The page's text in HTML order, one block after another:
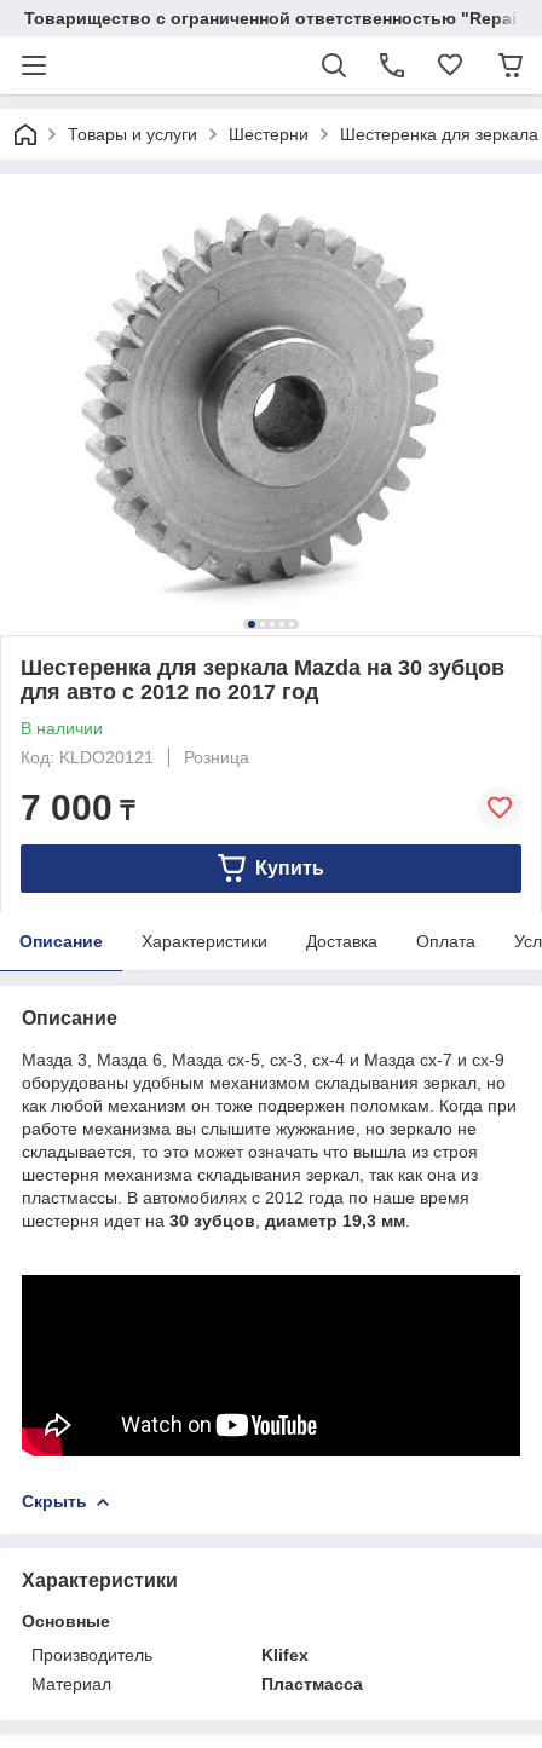
Товарищество с ограниченной ответственностью
Товары и услуги Шестерни Шестеренка для
Шестеренка для зеркала Mazda на 30 зубцов
для авто с 2012 по 2017 год
В наличии
Код: KLDO20121
Розница
7 000 ₸
Купить
Описание Характеристики Доставка Оплата
Описание
Мазда 3, Мазда 6, Мазда cx-5, cx-3, cx-4 и Мазда cx-7 и cx-9
оборудованы удобным механизмом складывания зеркал, но
как любой механизм он тоже подвержен поломкам. Когда при
работе механизма вы слышите жужжание, но зеркало не
складывается, то это может означать что вышла из строя
шестерня механизма складывания зеркал, так как она из
пластмассы. В автомобилях с 2012 года по наше время
шестерня идет на 30 зубцов диаметр 19,3 мм
Скрыть
Характеристики
Основные
Производитель
Klifex
Материал
Пластмасса